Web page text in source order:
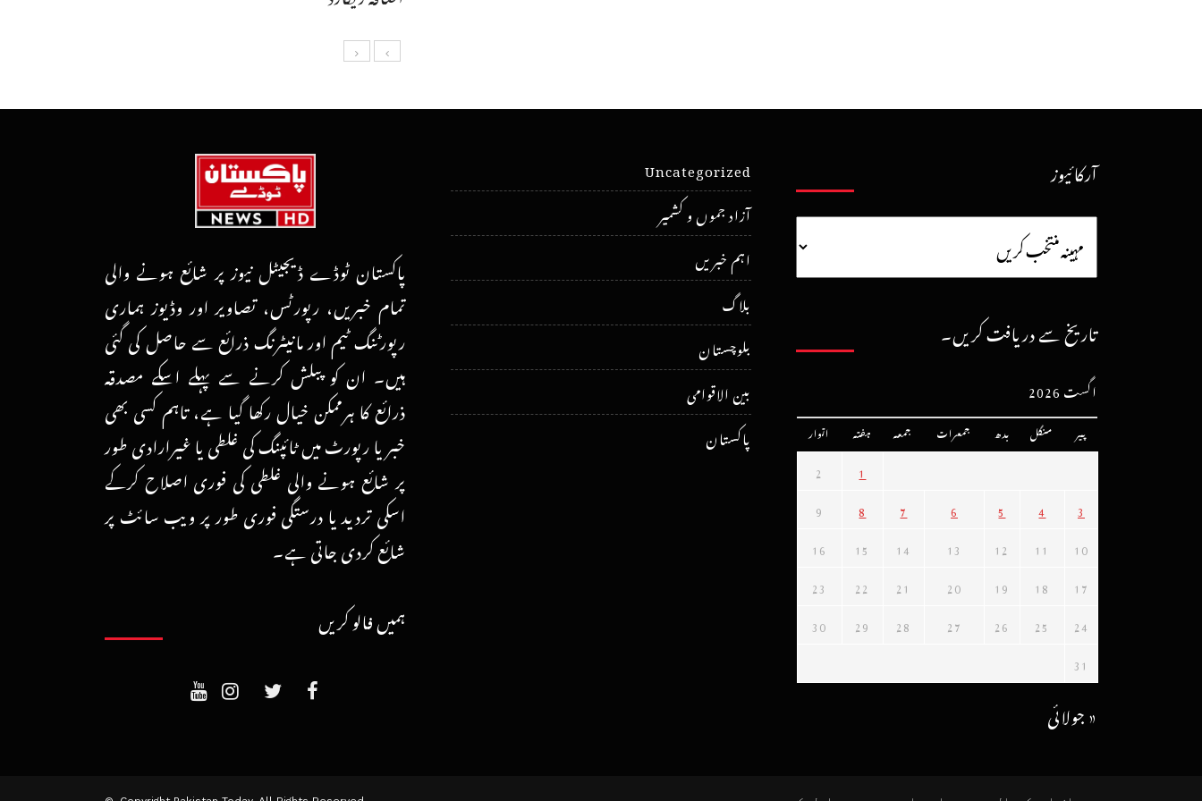
پاکستان ٹوڈے ڈیجیٹل نیوز پر شائع ہونے والی
تمام خبریں، رپورٹس، تصاویر اور وڈیوز ہماری
رپورٹنگ ٹیم اور مانیٹرنگ ذرائع سے حاصل کی گئی
ہیں۔ ان کو پبلش کرنے سے پہلے اسکے مصدقہ
ذرائع کا ہرممکن خیال رکھا گیا ہے، تاہم کسی بھی
خبر یا رپورٹ میں ٹائپنگ کی غلطی یا غیرارادی طور
پر شائع ہونے والی غلطی کی فوری اصلاح کرکے
اسکی تردید یا درستگی فوری طور پر ویب سائٹ پر
شائع کردی جاتی ہے۔
ہمیں فالو کریں
Uncategorized
آزاد جموں و کشمیر
اہم خبریں
بلاگ
بلوچستان
بین الاقوامی
پاکستان
آرکائیوز
تاریخ سے دریافت کریں۔
اگست 2026
پیر منگل بدھ جمعرات جمعہ ہفتہ اتوار
1
2
3
4
5
6
7
8
9
10
11
12
13
14
15
16
17
18
19
20
21
22
23
24
25
26
27
28
29
30
31
« جولائی